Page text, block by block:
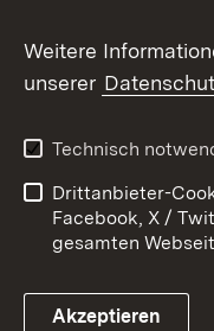
Datenschutz
Impressum
Weitere
unserer
Technisch
Drittanbieter-
Facebook, X /
gesamten
Akzeptieren